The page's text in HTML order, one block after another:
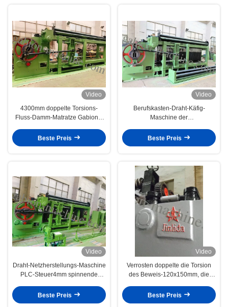
Video
4300mm doppelte Torsions-
Fluss-Damm-Matratze Gabions-
Beste Preis
Video
Berufskasten-Draht-Käfig-
Maschine der
Gabion
Beste Preis
Video
Draht-Netzherstellungs-Maschine
PLC-Steuer4mm spinnende
Beste Preis
Video
Verrosten doppelte die Torsion
des Beweis-120x150mm, die
Beste Preis